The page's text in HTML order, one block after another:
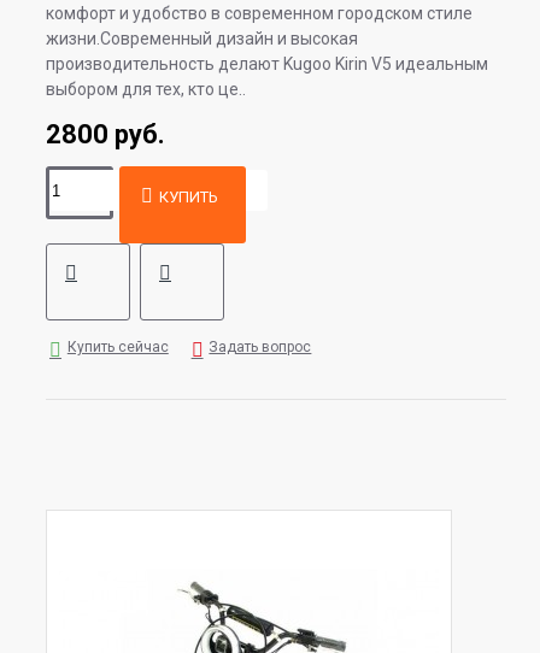
комфорт и удобство в современном городском стиле
жизни.Современный дизайн и высокая
производительность делают Kugoo Kirin V5 идеальным
выбором для тех, кто це..
2800 руб.
КУПИТЬ
Купить сейчас Задать вопрос